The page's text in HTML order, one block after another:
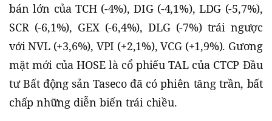
bán lớn của TCH (-4%), DIG (-4,1%), LDG (-5,7%),
SCR (-6,1%), GEX (-6,4%), DLG (-7%) trái ngược
với NVL (+3,6%), VPI (+2,1%), VCG (+1,9%). Gương
mặt mới của HOSE là cổ phiếu TAL của CTCP Đầu
tư Bất động sản Taseco đã có phiên tăng trần, bất
chấp những diễn biến trái chiều.